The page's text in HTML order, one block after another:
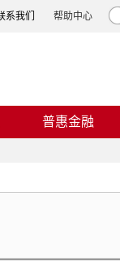
系我们 帮助中心
普惠金融